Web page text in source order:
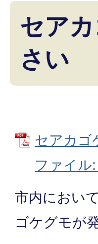
セア
さい
セアカゴ
ファイル
市内におい
ゴケグモが